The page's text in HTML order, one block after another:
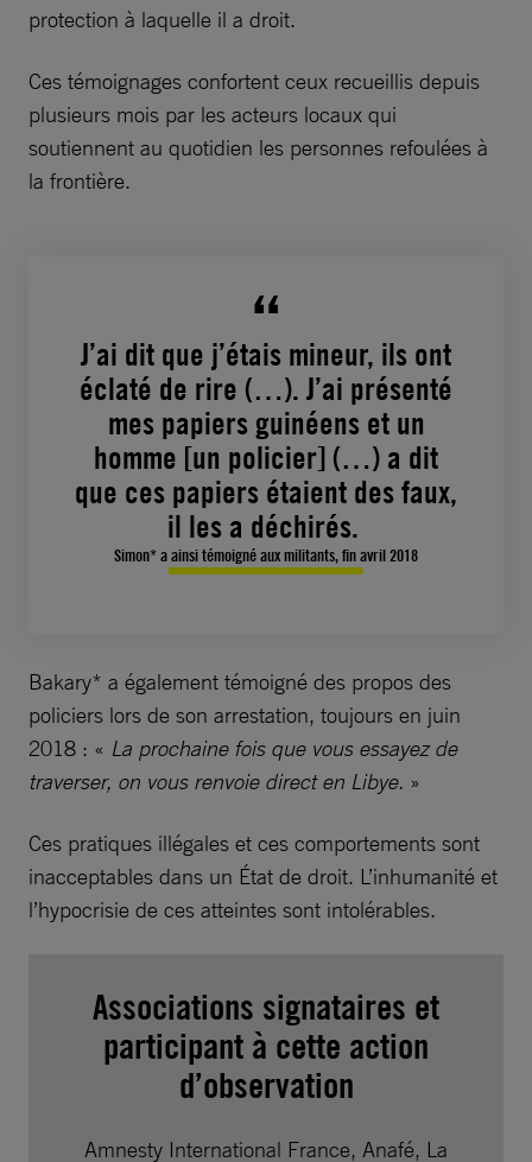
protection à laquelle il a droit.
Ces témoignages confortent ceux recueillis depuis
plusieurs mois par les acteurs locaux qui
soutiennent au quotidien les personnes refoulées à
la frontière.
J’ai dit que j’étais mineur, ils ont
éclaté de rire (…). J’ai présenté
mes papiers guinéens et un
homme [un policier] (…) a dit
que ces papiers étaient des faux,
il les a déchirés.
Simon* a ainsi témoigné aux militants, fin avril 2018
Bakary* a également témoigné des propos des
policiers lors de son arrestation, toujours en juin
2018 : « La prochaine fois que vous essayez de
traverser, on vous renvoie direct en Libye. »
Ces pratiques illégales et ces comportements sont
inacceptables dans un État de droit. L’inhumanité et
l’hypocrisie de ces atteintes sont intolérables.
Associations signataires et
participant à cette action
d’observation
Amnesty International France, Anafé, La